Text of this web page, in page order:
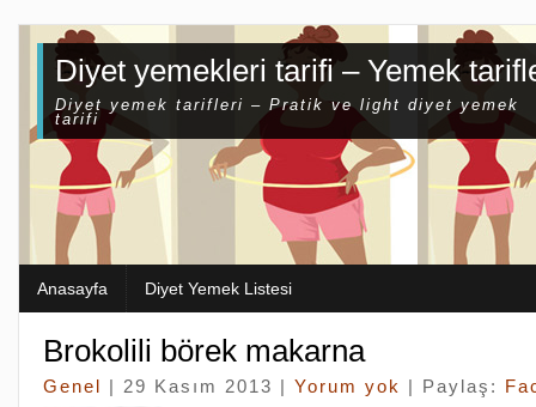
Diyet yemekleri tarifi – Yemek
Diyet yemek tarifleri – Pratik ve light diyet yemek
tarifi
Anasayfa Diyet Yemek Listesi
Brokolili börek makarna
Genel | 29 Kasım 2013 | Yorum yok | Paylaş: